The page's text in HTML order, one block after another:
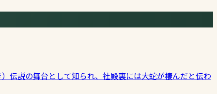
伝説の舞台として知られ、社殿裏には大蛇が棲んだと伝わ